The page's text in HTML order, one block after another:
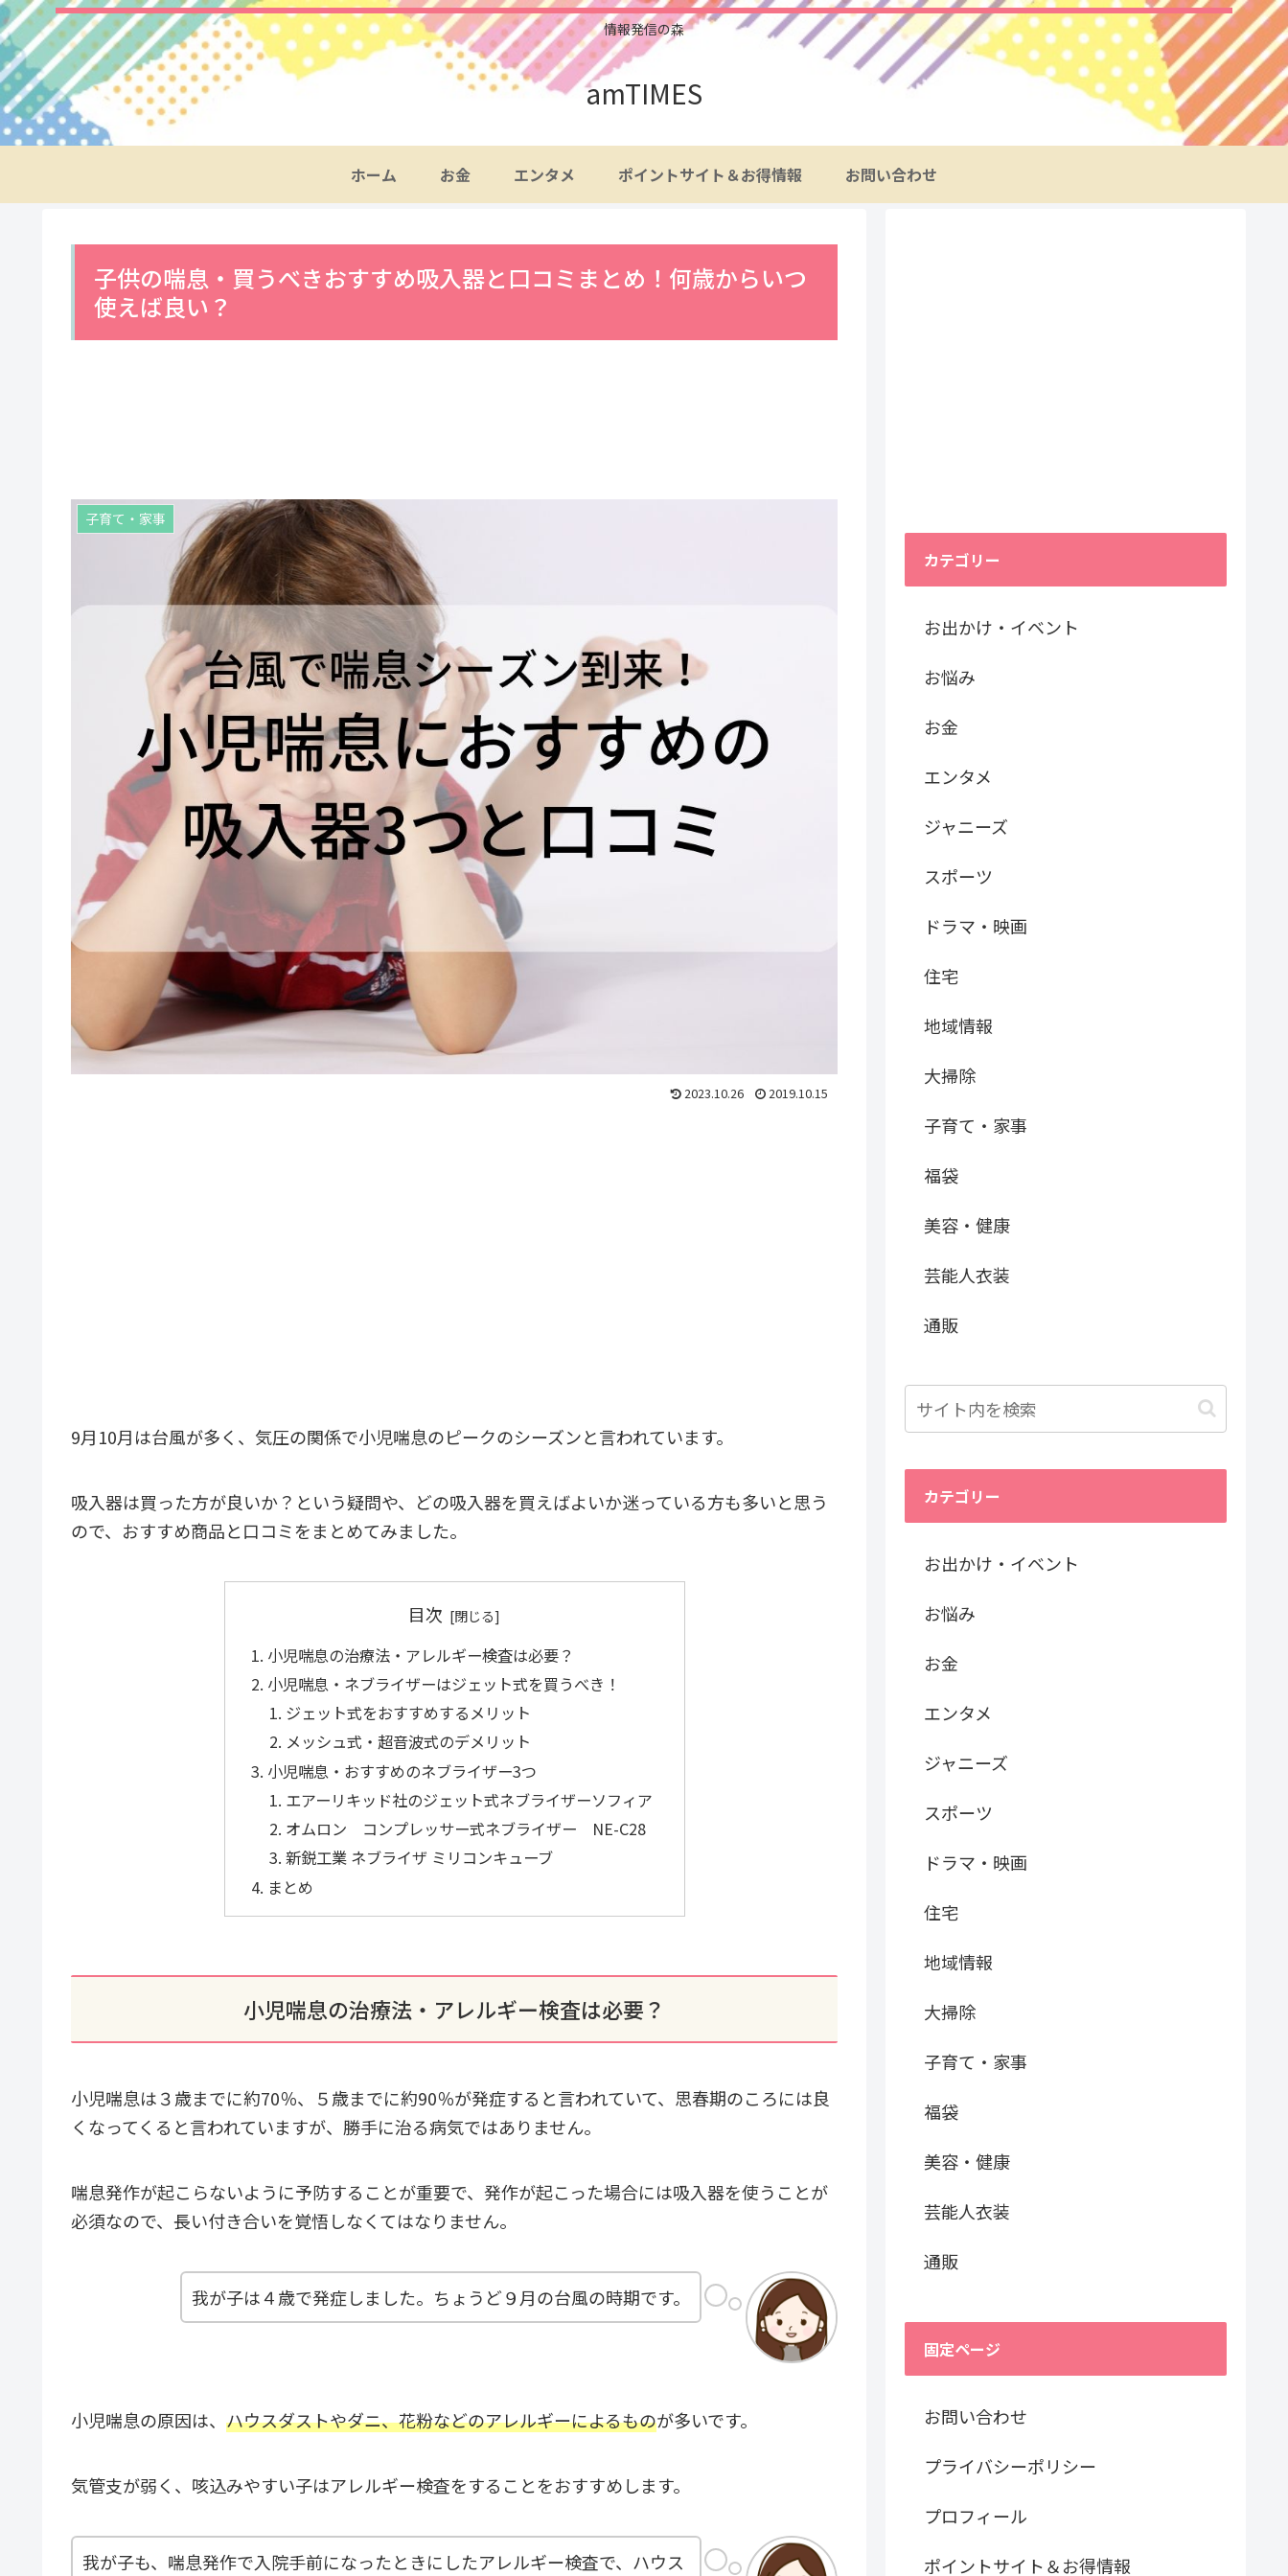
情報発信の森
amTIMES
ホーム お金 エンタメ ポイントサイト＆お得情報 お問い合わせ
子供の喘息・買うべきおすすめ吸入器と口コミまとめ！何歳からいつ
使えば良い？
子育て・家事
2023.10.26 2019.10.15
9月10月は台風が多く、気圧の関係で小児喘息のピークのシーズンと言われています。
吸入器は買った方が良いか？という疑問や、どの吸入器を買えばよいか迷っている方も多いと思う
ので、おすすめ商品と口コミをまとめてみました。
目次
小児喘息の治療法・アレルギー検査は必要？
小児喘息・ネブライザーはジェット式を買うべき！
ジェット式をおすすめするメリット
メッシュ式・超音波式のデメリット
小児喘息・おすすめのネブライザー3つ
エアーリキッド社のジェット式ネブライザーソフィア
オムロン コンプレッサー式ネブライザー NE-C28
新鋭工業 ネブライザ ミリコンキューブ
まとめ
小児喘息の治療法・アレルギー検査は必要？
小児喘息は３歳までに約70％、５歳までに約90％が発症すると言われていて、思春期のころには良
くなってくると言われていますが、勝手に治る病気ではありません。
喘息発作が起こらないように予防することが重要で、発作が起こった場合には吸入器を使うことが
必須なので、長い付き合いを覚悟しなくてはなりません。
我が子は４歳で発症しました。ちょうど９月の台風の時期です。
小児喘息の原因は、 ハウスダストやダニ、花粉などのアレルギーによるものが多いです。
気管支が弱く、咳込みやすい子はアレルギー検査をすることをおすすめします。
我が子も、喘息発作で入院手前になったときにしたアレルギー検査で、ハウス
カテゴリー
お出かけ・イベント
お悩み
お金
エンタメ
ジャニーズ
スポーツ
ドラマ・映画
住宅
地域情報
大掃除
子育て・家事
福袋
美容・健康
芸能人衣装
通販
カテゴリー
お出かけ・イベント
お悩み
お金
エンタメ
ジャニーズ
スポーツ
ドラマ・映画
住宅
地域情報
大掃除
子育て・家事
福袋
美容・健康
芸能人衣装
通販
固定ページ
お問い合わせ
プライバシーポリシー
プロフィール
ポイントサイト＆お得情報